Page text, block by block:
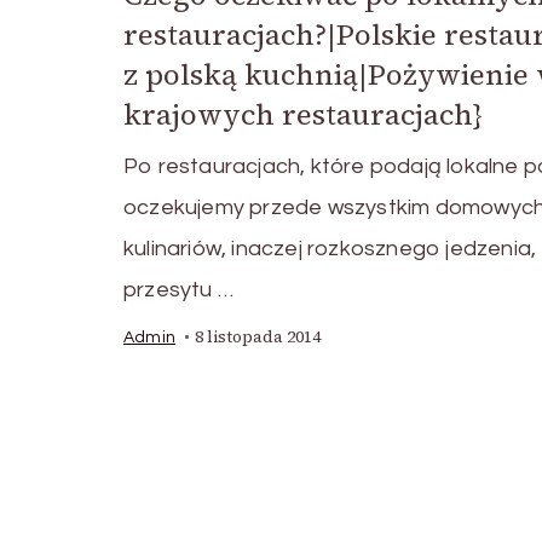
restauracjach?|Polskie
z polską kuchnią|Pożywienie
krajowych restauracjach}
Po restauracjach, które podają lokalne
oczekujemy przede wszystkim
kulinariów, inaczej rozkosznego jedzenia,
przesytu …
Admin 8 listopada 2014